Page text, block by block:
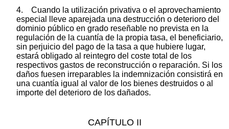
4. Cuando la utilización privativa o el aprovechamiento
especial lleve aparejada una destrucción o deterioro del
dominio público en grado reseñable no prevista en la
regulación de la cuantía de la propia tasa, el beneficiario,
sin perjuicio del pago de la tasa a que hubiere lugar,
estará obligado al reintegro del coste total de los
respectivos gastos de reconstrucción o reparación. Si los
daños fuesen irreparables la indemnización consistirá en
una cuantía igual al valor de los bienes destruidos o al
importe del deterioro de los dañados.
CAPÍTULO II